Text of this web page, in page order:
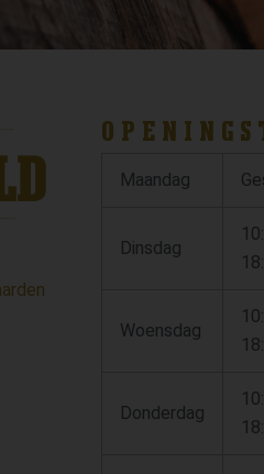
Maandag
Dinsdag
Woensdag
Donderdag